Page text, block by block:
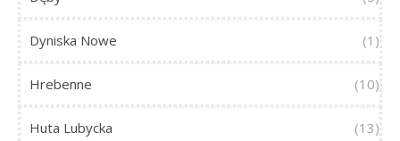
Dyniska Nowe (1)
Hrebenne (10)
Huta Lubycka (13)